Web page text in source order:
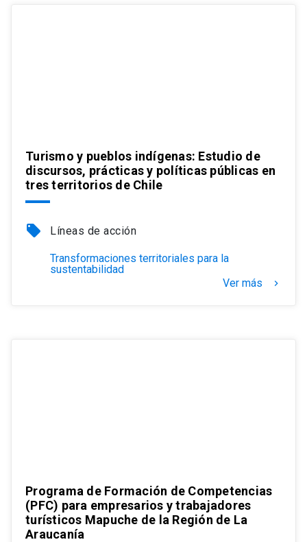
Turismo y pueblos indígenas: Estudio de
discursos, prácticas y políticas públicas en
tres territorios de Chile
local_offer Líneas de acción
Transformaciones territoriales para la
sustentabilidad
Ver más
keyboard_arrow_right
Programa de Formación de Competencias
(PFC) para empresarios y trabajadores
turísticos Mapuche de la Región de La
Araucanía